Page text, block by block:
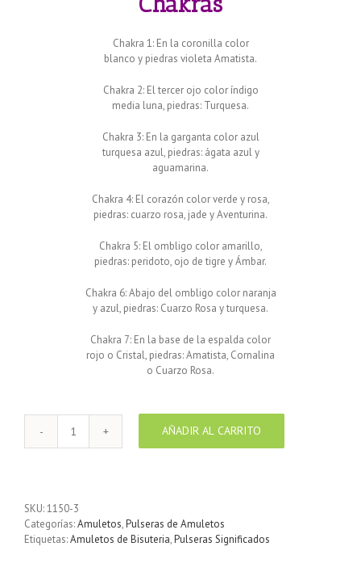
Chakra 1: En la coronilla color
blanco y piedras violeta Amatista.
Chakra 2: El tercer ojo color índigo
media luna, piedras: Turquesa.
Chakra 3: En la garganta color azul
turquesa azul, piedras: ágata azul y
aguamarina.
Chakra 4: El corazón color verde y rosa,
piedras: cuarzo rosa, jade y Aventurina.
Chakra 5: El ombligo color amarillo,
piedras: peridoto, ojo de tigre y Ámbar.
Chakra 6: Abajo del ombligo color naranja
y azul, piedras: Cuarzo Rosa y turquesa.
Chakra 7: En la base de la espalda color
rojo o Cristal, piedras: Amatista, Cornalina
o Cuarzo Rosa.
Pulsera
7
Chakras
con
AÑADIR AL CARRITO
SKU:1150-3
Categorías:Amuletos,Pulseras de Amuletos
Etiquetas:Amuletos de Bisuteria,Pulseras Significados